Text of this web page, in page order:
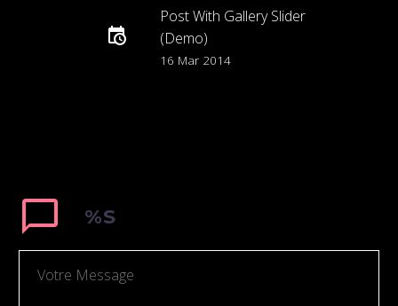
Post With Gallery Slider
(Demo)
Lorem Ipsum. Proin
16 Mar 2014
%S